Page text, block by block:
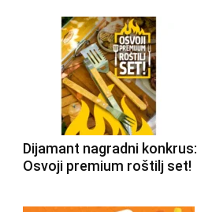
Dijamant nagradni konkrus:
Osvoji premium roštilj set!